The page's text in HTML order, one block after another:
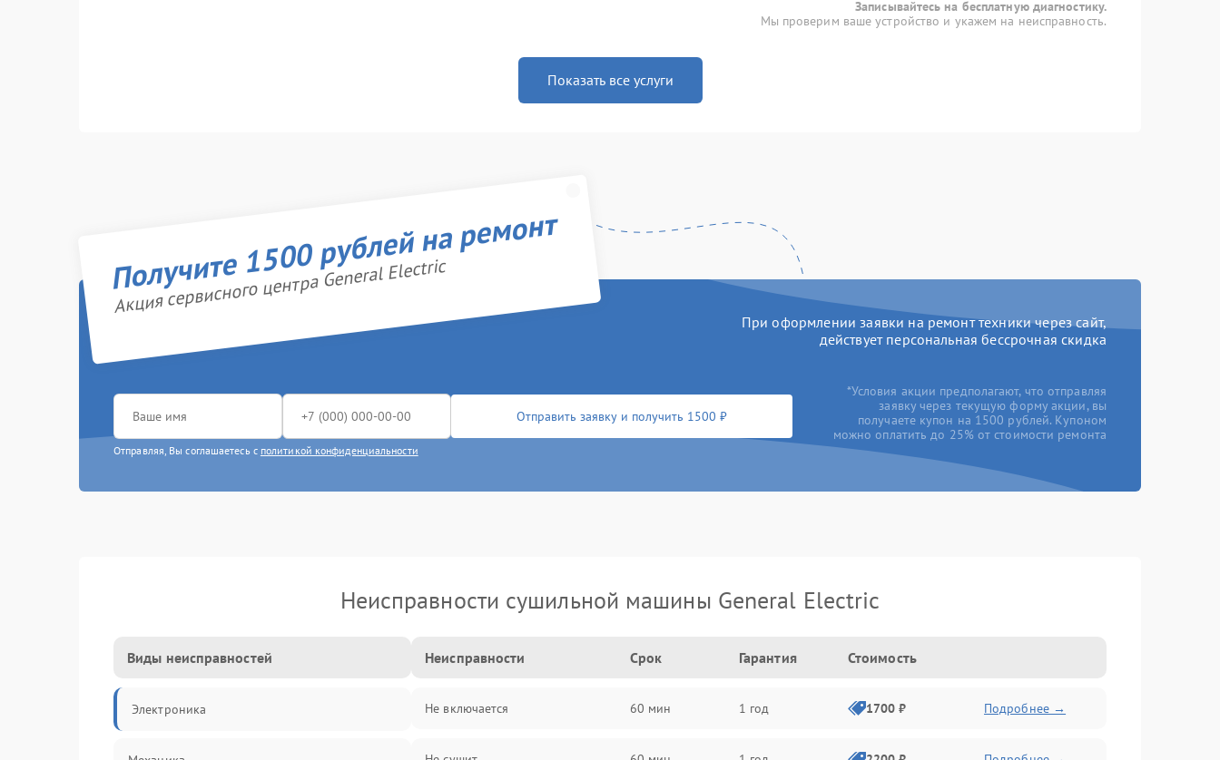
Записывайтесь на бесплатную диагностику.
Мы проверим ваше устройство и укажем на неисправность.
Показать все услуги
Получите 1500 рублей на ремонт
Акция сервисного центра General Electric
При оформлении заявки на ремонт техники через сайт,
действует персональная бессрочная скидка
Отправить заявку и получить 1500 ₽
Отправляя, Вы соглашаетесь с политикой конфиденциальности
*Условия акции предполагают, что отправляя
заявку через текущую форму акции, вы
получаете купон на 1500 рублей. Купоном
можно оплатить до 25% от стоимости ремонта
Неисправности сушильной машины General Electric
Виды неисправностей
Электроника
Неисправности Срок Гарантия Стоимость
Не включается 60 мин 1 год 1700 ₽ Подробнее →